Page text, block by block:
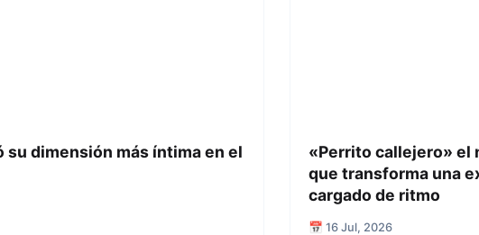
su dimensión más íntima en el
«Perrito callejero» el
que transforma una
cargado de ritmo
📅 16 Jul, 2026